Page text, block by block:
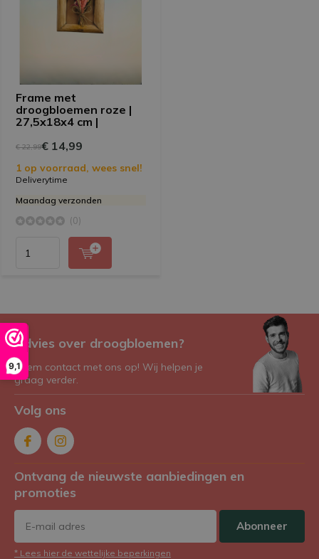
9,1
Frame met
droogbloemen roze |
27,5x18x4 cm |
€ 22,99€ 14,99
1 op voorraad, wees snel!
Deliverytime
Maandag verzonden
(0)
Advies over droogbloemen?
Neem contact met ons op! Wij helpen je
graag verder.
Volg ons
Ontvang de nieuwste aanbiedingen en
promoties
Abonneer
* Lees hier de wettelijke beperkingen